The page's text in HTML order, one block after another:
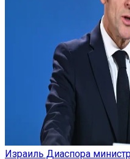
Израиль Диаспора